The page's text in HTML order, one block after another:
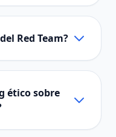
Red Team?
ético sobre